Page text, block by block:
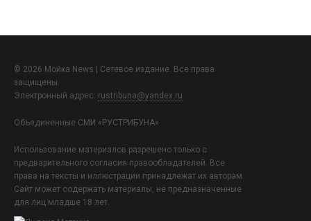
© 2026 Мойка News | Сетевое издание. Все права
защищены.
Электронный адрес: rustribuna@yandex.ru
Объединенные СМИ «РУСТРИБУНА»
Использование материалов разрешено только с
предварительного согласия правообладателей. Все
права на тексты и иллюстрации принадлежат их авторам.
Сайт может содержать материалы, не предназначенные
для лиц младше 18 лет.